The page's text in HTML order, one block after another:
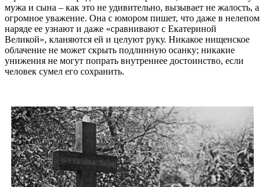
мужа и сына – как это не удивительно, вызывает не жалость, а
огромное уважение. Она с юмором пишет, что даже в нелепом
наряде ее узнают и даже «сравнивают с Екатериной
Великой», кланяются ей и целуют руку. Никакое нищенское
облачение не может скрыть подлинную осанку; никакие
унижения не могут попрать внутреннее достоинство, если
человек сумел его сохранить.